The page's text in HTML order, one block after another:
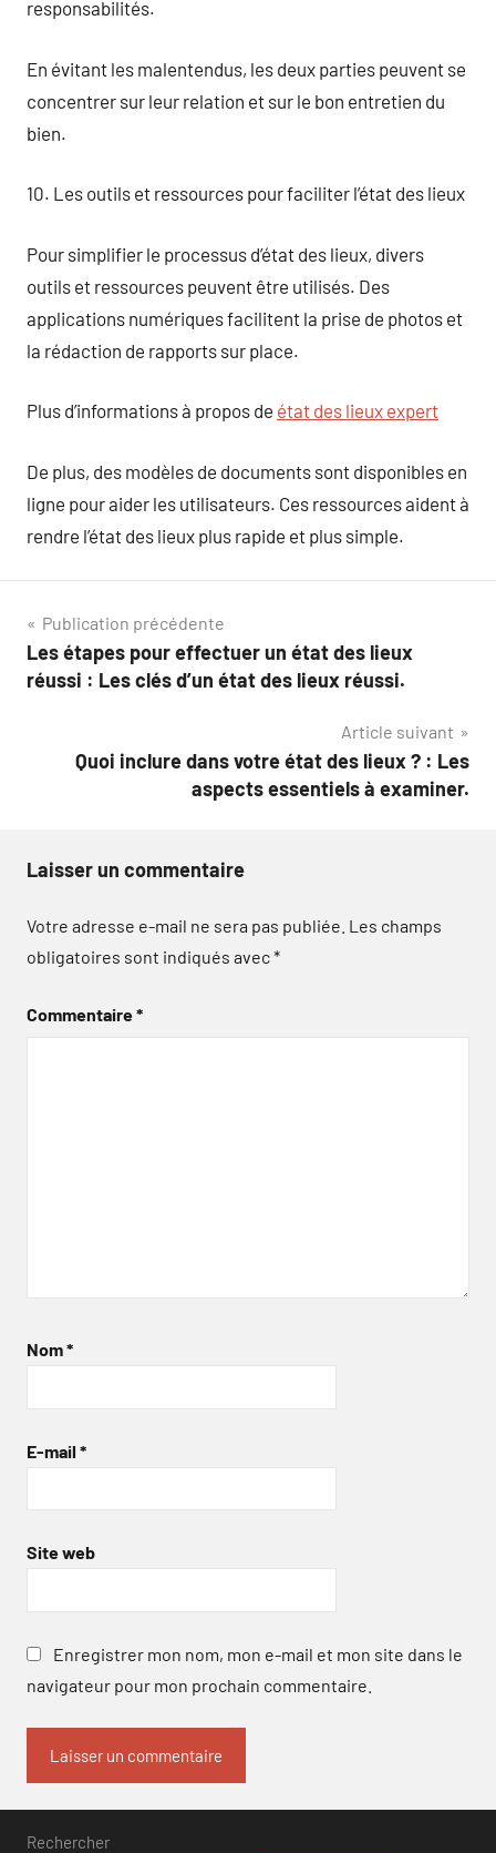
responsabilités.
En évitant les malentendus, les deux parties peuvent se
concentrer sur leur relation et sur le bon entretien du
bien.
10. Les outils et ressources pour faciliter l’état des lieux
Pour simplifier le processus d’état des lieux, divers
outils et ressources peuvent être utilisés. Des
applications numériques facilitent la prise de photos et
la rédaction de rapports sur place.
Plus d’informations à propos de état des lieux expert
De plus, des modèles de documents sont disponibles en
ligne pour aider les utilisateurs. Ces ressources aident à
rendre l’état des lieux plus rapide et plus simple.
Navigation
de
Publication précédente
Les étapes pour effectuer un état des lieux
réussi : Les clés d’un état des lieux réussi.
Article suivant
Quoi inclure dans votre état des lieux ? : Les
aspects essentiels à examiner.
Laisser un commentaire
Votre adresse e-mail ne sera pas publiée. Les champs
obligatoires sont indiqués avec*
Commentaire*
Nom*
E-mail *
Site web
Enregistrer mon nom, mon e-mail et mon site dans le
navigateur pour mon prochain commentaire.
Rechercher